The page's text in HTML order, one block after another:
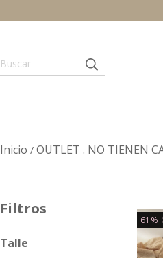
Inicio / OUTLET . NO TIENEN
Filtros
Talle
61 %